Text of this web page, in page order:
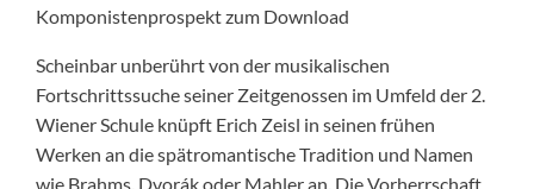
Komponistenprospekt zum Download
Scheinbar unberührt von der musikalischen
Fortschrittssuche seiner Zeitgenossen im Umfeld der 2.
Wiener Schule knüpft Erich Zeisl in seinen frühen
Werken an die spätromantische Tradition und Namen
wie Brahms, Dvorák oder Mahler an. Die Vorherrschaft